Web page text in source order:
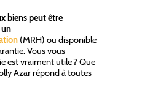
biens peut être
(MRH) ou disponible
Vous vous
est vraiment utile ? Que
Azar répond à toutes